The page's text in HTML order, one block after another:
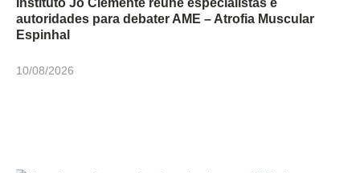
autoridades para debater AME – Atrofia Muscular
Espinhal
10/08/2026